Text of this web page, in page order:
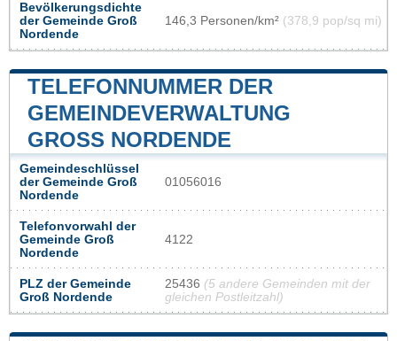
Bevölkerungsdichte
der Gemeinde Groß
Nordende
146,3 Personen/km² (378,9 pop/sq mi)
TELEFONNUMMER DER
GEMEINDEVERWALTUNG
GROSS NORDENDE
Gemeindeschlüssel
der Gemeinde Groß
Nordende
01056016
Telefonvorwahl der
Gemeinde Groß
Nordende
4122
PLZ der Gemeinde
Groß Nordende
25436 (5 andere Gemeinden mit der
gleichen Postleitzahl)